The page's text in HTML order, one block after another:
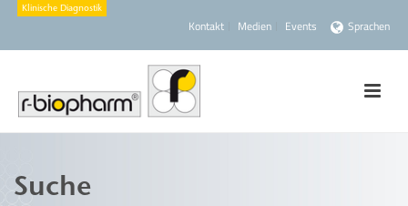
Kontakt Medien Events Sprachen
Suche